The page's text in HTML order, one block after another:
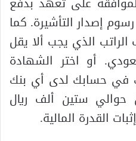
إصدار التأشيرة. كما
الذي يجب ألا يقل
أو اختر الشهادة
في حسابك لدى أي بنك
ستين ألف ريال
القدرة المالية.